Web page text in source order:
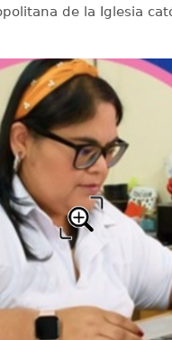
de la Iglesia